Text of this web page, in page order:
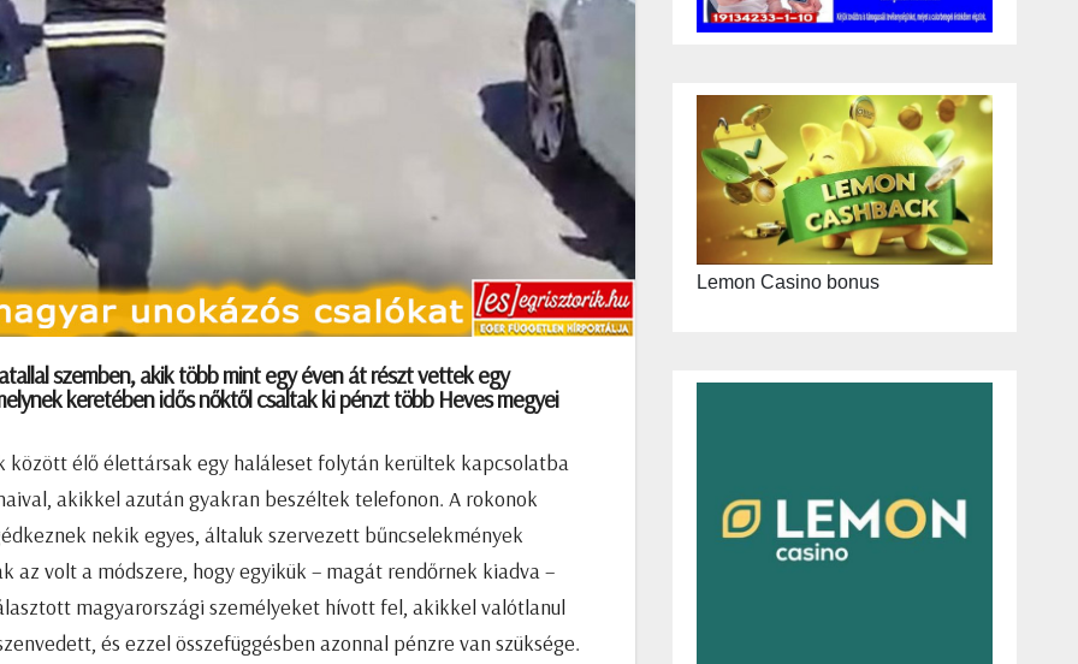
szemben, akik több mint egy éven át részt vettek egy
keretében idős nőktől csaltak ki pénzt több Heves megyei
között élő élettársak egy haláleset folytán kerültek kapcsolatba
akikkel azután gyakran beszéltek telefonon. A rokonok
nekik egyes, általuk szervezett bűncselekmények
az volt a módszere, hogy egyikük – magát rendőrnek kiadva –
magyarországi személyeket hívott fel, akikkel valótlanul
és ezzel összefüggésben azonnal pénzre van szüksége.
Lemon Casino bonus